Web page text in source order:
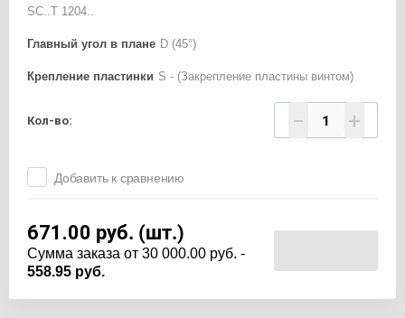
SC..T 1204..
Главный угол в плане D (45°)
Крепление пластинки S - (Закрепление пластины винтом)
Кол-во: − +
Добавить к сравнению
671.00 руб. (шт.)
Cумма заказа от 30 000.00 руб. -
558.95 руб.